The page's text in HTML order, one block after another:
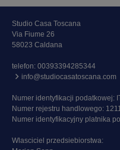
Studio Casa Toscana
Via Fiume 26
58023 Caldana
telefon: 00393394285344
info@studiocasatoscana.com
Numer identyfikacji podatkowej:
Numer rejestru handlowego:
Numer identyfikacyjny platnika
Wlasciciel przedsiebiorstwa: